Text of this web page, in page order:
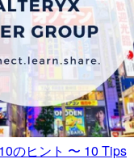
のヒント 〜 10 Tips